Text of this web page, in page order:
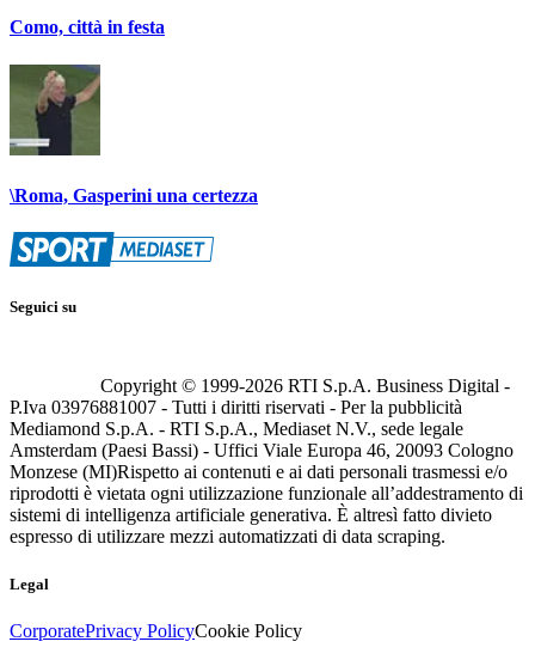
Como, città in festa
\Roma, Gasperini una certezza
Seguici su
Copyright © 1999-2026 RTI S.p.A. Business Digital -
P.Iva 03976881007 - Tutti i diritti riservati - Per la pubblicità
Mediamond S.p.A. - RTI S.p.A., Mediaset N.V., sede legale
Amsterdam (Paesi Bassi) - Uffici Viale Europa 46, 20093 Cologno
Monzese (MI)Rispetto ai contenuti e ai dati personali trasmessi e/o
riprodotti è vietata ogni utilizzazione funzionale all’addestramento di
sistemi di intelligenza artificiale generativa. È altresì fatto divieto
espresso di utilizzare mezzi automatizzati di data scraping.
Legal
CorporatePrivacy PolicyCookie Policy